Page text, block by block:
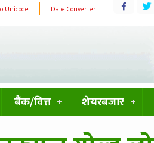
Unicode Date Converter
बैंक/वित्त शेयरबजार